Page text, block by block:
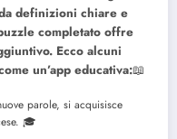
definizioni chiare e
completato offre
Ecco alcuni
un’app educativa:📖
parole, si acquisisce
🎓